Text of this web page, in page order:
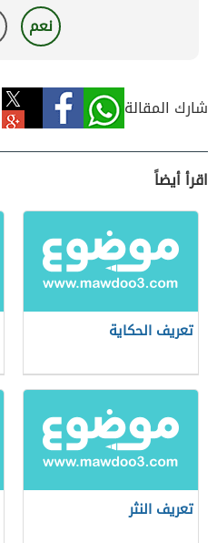
نعم
شارك المقالة
اقرأ أيضاً
تعريف الحكاية
تعريف النثر